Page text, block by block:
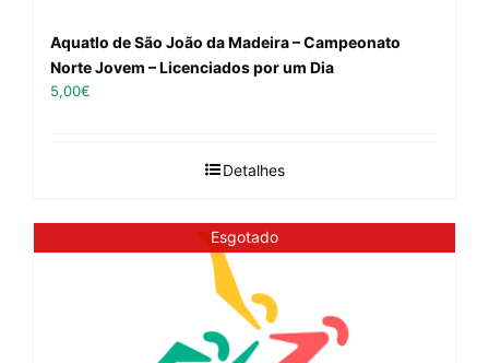
Aquatlo de São João da Madeira – Campeonato
Norte Jovem – Licenciados por um Dia
5,00€
Detalhes
Esgotado